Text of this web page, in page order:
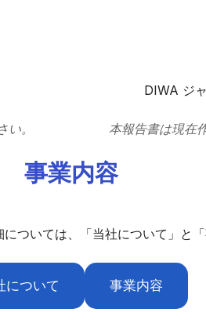
。
DIWA ジ
本報告書は現在
事業​内容​
ついては、​「当社について」と​
について 事業内容